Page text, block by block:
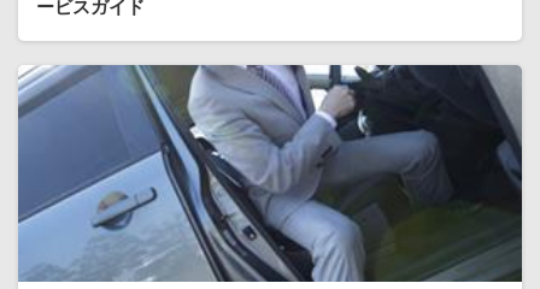
ービスガイド